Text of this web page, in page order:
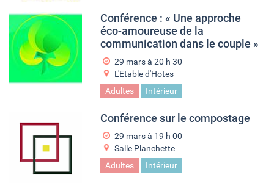
Conférence : « Une approche
éco-amoureuse de la
communication dans le couple »
29 mars à 20 h 30
L'Etable d'Hotes
Adultes
Intérieur
Conférence sur le compostage
29 mars à 19 h 00
Salle Planchette
Adultes
Intérieur